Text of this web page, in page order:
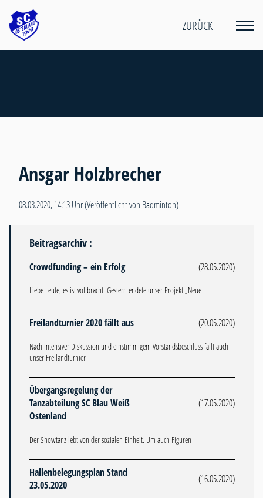
ZURÜCK
Ansgar Holzbrecher
08.03.2020, 14:13 Uhr(Veröffentlicht von Badminton)
Beitragsarchiv :
Crowdfunding – ein Erfolg (28.05.2020)
Liebe Leute, es ist vollbracht! Gestern endete unser Projekt „Neue
Freilandturnier 2020 fällt aus (20.05.2020)
Nach intensiver Diskussion und einstimmigem Vorstandsbeschluss fällt auch
unser Freilandturnier
Übergangsregelung der
Tanzabteilung SC Blau Weiß
Ostenland
(17.05.2020)
Der Showtanz lebt von der sozialen Einheit. Um auch Figuren
Hallenbelegungsplan Stand
23.05.2020
(16.05.2020)